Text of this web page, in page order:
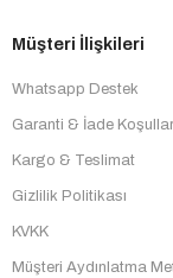
Müşteri İlişkileri
Whatsapp Destek
Garanti & İade
Kargo & Teslimat
Gizlilik Politikası
KVKK
Müşteri Aydınlatma